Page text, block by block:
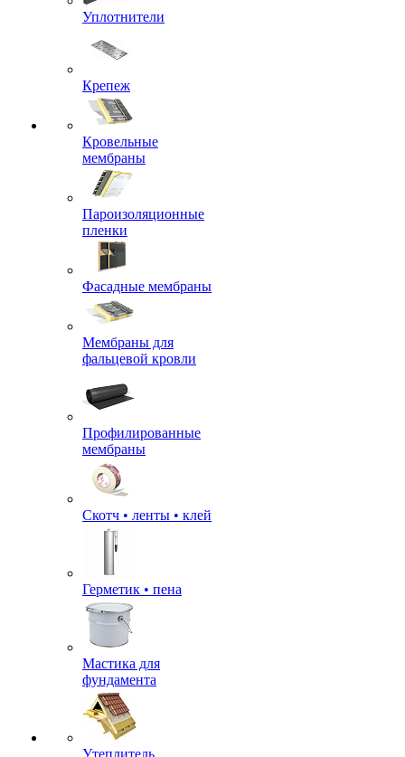
Уплотнители
Крепеж
Кровельные
мембраны
Пароизоляционные
пленки
Фасадные мембраны
Мембраны для
фальцевой кровли
Профилированные
мембраны
Скотч • ленты • клей
Герметик • пена
Мастика для
фундамента
Утеплитель